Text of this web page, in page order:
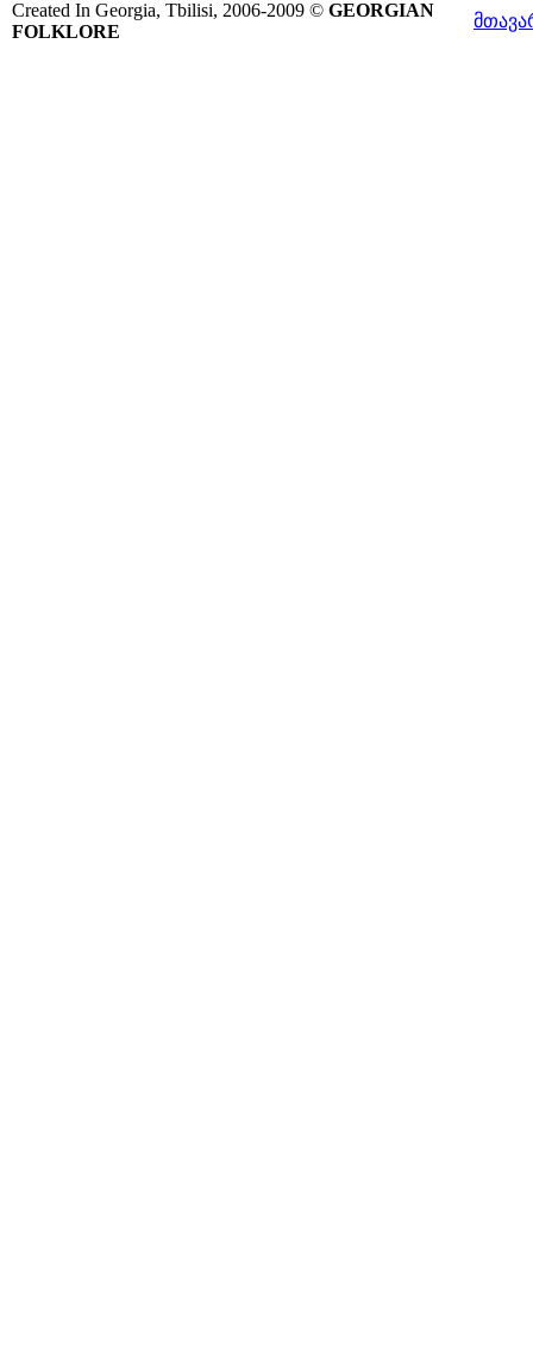
Created In Georgia, Tbilisi, 2006-2009 © GEORGIAN
FOLKLORE